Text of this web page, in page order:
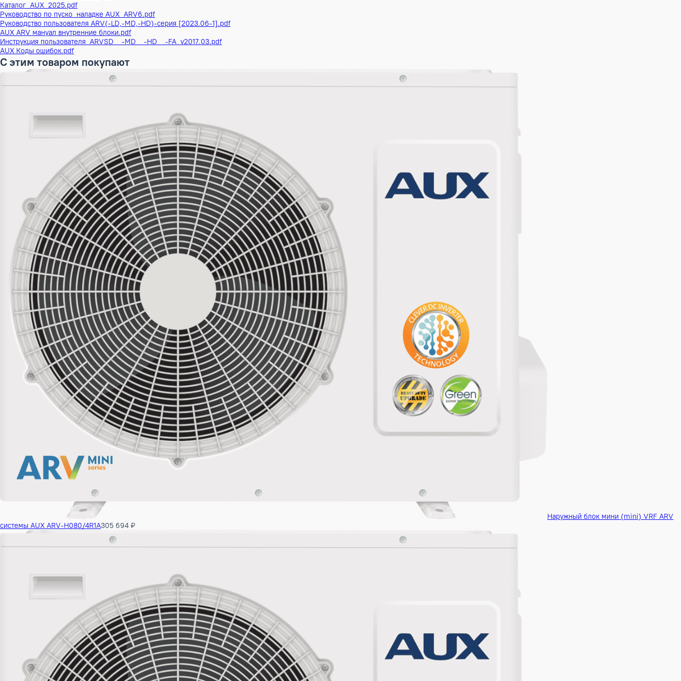
Высота в упаковке
36 см
Ширина в упаковке
132 см
Глубина в упаковке
ШxГxВ в упаковке
132x85,5x36 см
Объем Брутто
Вес Брутто
Наименование серии
Канальные внутренние блоки ARV систем средненапорные
AUX Дозаправка фреона 2025.pdf
Каталог_AUX_2025.pdf
Руководство по пуско_наладке AUX_ARV6.pdf
Руководство пользователя ARV(-LD,-MD,-HD)-серия [2023.06-1].pdf
AUX ARV мануал внутренние блоки.pdf
Инструкция пользователя_ARVSD__-MD__-HD__-FA_v2017.03.pdf
AUX Коды ошибок.pdf
С этим товаром покупают